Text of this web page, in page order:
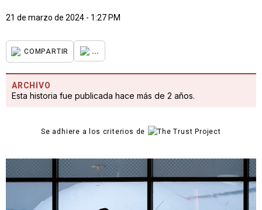
21 de marzo de 2024 - 1:27 PM
COMPARTIR ...
ARCHIVO
Esta historia fue publicada hace más de 2 años.
Se adhiere a los criterios de